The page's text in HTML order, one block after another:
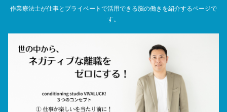
作業療法士が仕事とプライベートで活用できる脳の働きを紹介するページで
す。